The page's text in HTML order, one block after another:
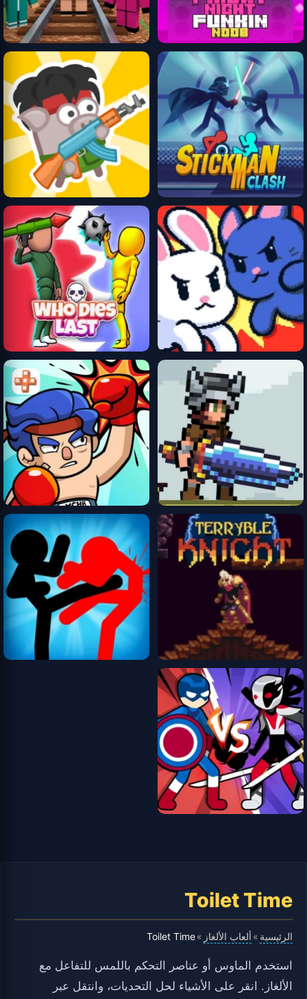
Toilet Time
الرئيسية » ألعاب الألغاز »
Toilet Time
استخدم الماوس أو عناصر التحكم باللمس للتفاعل مع
الألغاز. انقر على الأشياء لحل التحديات، وانتقل عبر